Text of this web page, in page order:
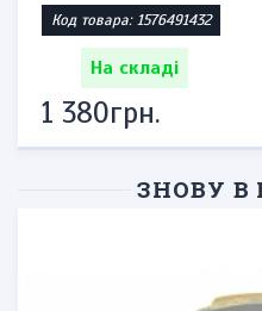
Код товара: 1576491432
На складі
1 380грн.
ЗНОВУ